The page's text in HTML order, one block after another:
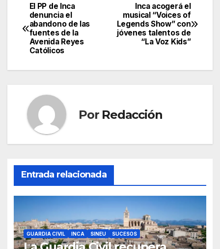
c
e
b
o
o
itt
er
p
e
gr
a
m
p
ar
Navegación
de
entradas
Inca acogerá el
musical “Voices of
Legends Show” con
jóvenes talentos de
“La Voz Kids”
El PP de Inca
denuncia el
abandono de las
fuentes de la
Avenida Reyes
Católicos
Por Redacción
Entrada relacionada
GUARDIA CIVIL INCA SINEU SUCESOS